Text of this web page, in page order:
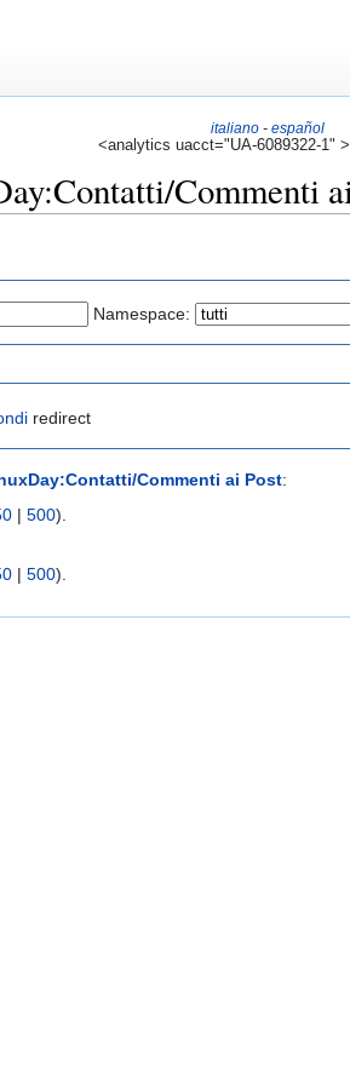
italiano- español
<analytics uacct="UA-6089322-1"
Commenti
Namespace:
redirect
Commenti ai Post:
| 500).
| 500).